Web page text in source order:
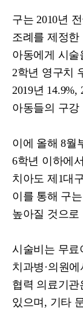
구는2010년
조례를 제정한
아동에게 시
2학년 영구치
2019년 14.9%,
아동들의 구
이에 올해8월
6학년 이하에서
치아도 제 1대
이를 통해 구
높아질 것으
시술비는 무료
치과병 ·의원
협력 의료기
있으며 , 기타